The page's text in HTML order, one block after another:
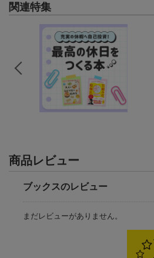
関連特集
商品レビュー
ブックスのレビュー
まだレビューがありません。